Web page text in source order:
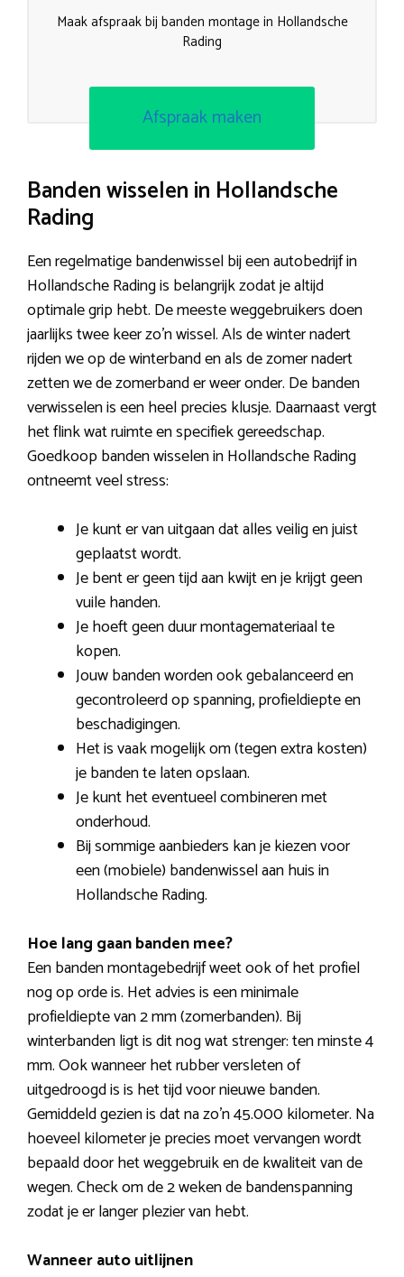
Maak afspraak bij banden montage in Hollandsche
Rading
Afspraak maken
Banden wisselen in Hollandsche
Rading
Een regelmatige bandenwissel bij een autobedrijf in
Hollandsche Rading is belangrijk zodat je altijd
optimale grip hebt. De meeste weggebruikers doen
jaarlijks twee keer zo’n wissel. Als de winter nadert
rijden we op de winterband en als de zomer nadert
zetten we de zomerband er weer onder. De banden
verwisselen is een heel precies klusje. Daarnaast vergt
het flink wat ruimte en specifiek gereedschap.
Goedkoop banden wisselen in Hollandsche Rading
ontneemt veel stress:
Je kunt er van uitgaan dat alles veilig en juist
geplaatst wordt.
Je bent er geen tijd aan kwijt en je krijgt geen
vuile handen.
Je hoeft geen duur montagemateriaal te
kopen.
Jouw banden worden ook gebalanceerd en
gecontroleerd op spanning, profieldiepte en
beschadigingen.
Het is vaak mogelijk om (tegen extra kosten)
je banden te laten opslaan.
Je kunt het eventueel combineren met
onderhoud.
Bij sommige aanbieders kan je kiezen voor
een (mobiele) bandenwissel aan huis in
Hollandsche Rading.
Hoe lang gaan banden mee?
Een banden montagebedrijf weet ook of het profiel
nog op orde is. Het advies is een minimale
profieldiepte van 2 mm (zomerbanden). Bij
winterbanden ligt is dit nog wat strenger: ten minste 4
mm. Ook wanneer het rubber versleten of
uitgedroogd is is het tijd voor nieuwe banden.
Gemiddeld gezien is dat na zo’n 45.000 kilometer. Na
hoeveel kilometer je precies moet vervangen wordt
bepaald door het weggebruik en de kwaliteit van de
wegen. Check om de 2 weken de bandenspanning
zodat je er langer plezier van hebt.
Wanneer auto uitlijnen